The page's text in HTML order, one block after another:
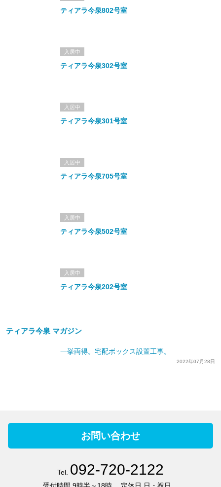
ティアラ今泉802号室
入居中
ティアラ今泉302号室
入居中
ティアラ今泉301号室
入居中
ティアラ今泉705号室
入居中
ティアラ今泉502号室
入居中
ティアラ今泉202号室
ティアラ今泉 マガジン
一挙両得。宅配ボックス設置工事。
2022年07月28日
お問い合わせ
Tel. 092-720-2122